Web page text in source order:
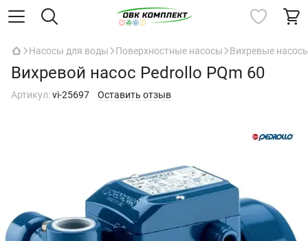
Насосы для воды Поверхностные насосы Вихревые
Вихревой насос Pedrollo PQm 60
Артикул:vi-25697 Оставить отзыв